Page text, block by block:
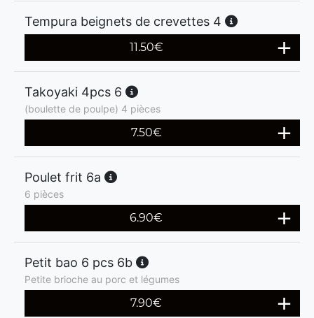
Tempura beignets de crevettes 4
11.50€
Takoyaki 4pcs 6
(boulette de poulpe) 4 pièces
7.50€
Poulet frit 6a
6 pièces
6.90€
Petit bao 6 pcs 6b
Petite brioche au porc et légumes
7.90€